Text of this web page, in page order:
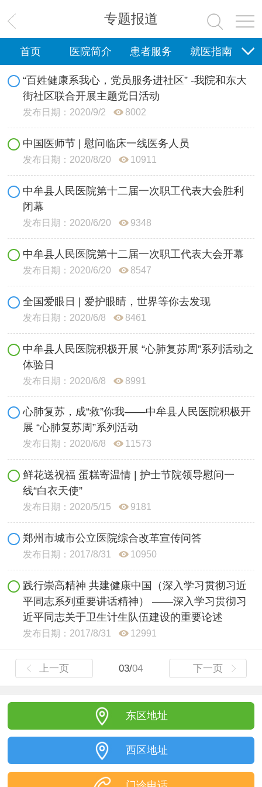
专题报道
首页 医院简介 患者服务 就医指南
科研教学 新闻中心 护理园地 健康科普
党群工作
“百姓健康系我心，党员服务进社区” -我院和东大
街社区联合开展主题党日活动
发布日期：2020/9/2 8002
中国医师节 | 慰问临床一线医务人员
发布日期：2020/8/20 10911
中牟县人民医院第十二届一次职工代表大会胜利
闭幕
发布日期：2020/6/20 9348
中牟县人民医院第十二届一次职工代表大会开幕
发布日期：2020/6/20 8547
全国爱眼日 | 爱护眼睛，世界等你去发现
发布日期：2020/6/8 8461
中牟县人民医院积极开展 “心肺复苏周”系列活动之
体验日
发布日期：2020/6/8 8991
心肺复苏，成“救”你我——中牟县人民医院积极开
展 “心肺复苏周”系列活动
发布日期：2020/6/8 11573
鲜花送祝福 蛋糕寄温情 | 护士节院领导慰问一
线“白衣天使”
发布日期：2020/5/15 9181
郑州市城市公立医院综合改革宣传问答
发布日期：2017/8/31 10950
践行崇高精神 共建健康中国（深入学习贯彻习近
平同志系列重要讲话精神） ——深入学习贯彻习
近平同志关于卫生计生队伍建设的重要论述
发布日期：2017/8/31 12991
上一页 03/04 下一页
东区地址
西区地址